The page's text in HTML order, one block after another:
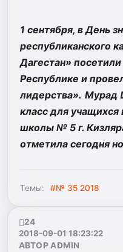
1 сентября, в День
республиканского
Дагестан»
Республике и
лидерства». Мурад
класс для
школы № 5 г.
отметила сегодня
Темы: #№ 35 2018
24
2018-09-01 18:23:22
АВТОР ADMIN